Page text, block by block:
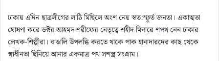
ঢাকায় এদিন ছাত্রলীগের লাঠি মিছিলে অংশ নেয় স্বত:স্ফূর্ত জনতা। একাত্মতা
ঘোষণা করে ডক্টর আহমদ শরীফের নেতৃত্বে শহীদ মিনারে শপথ নেন ঢাকার
লেখক-শিল্পীরা। বাঙালি উপলব্ধি করতে থাকে পাক হানাদারদের কাছ থেকে
স্বাধীনতা ছিনিয়ে আনার একমাত্র পথ সশস্ত্র সংগ্রাম।